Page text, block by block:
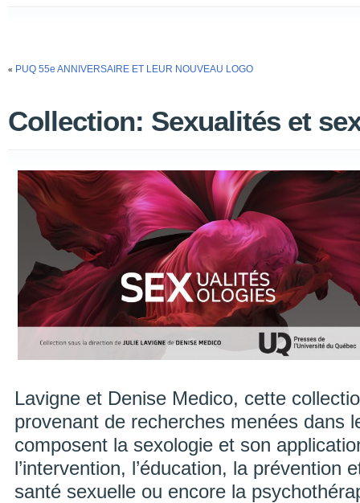
« PUQ 55e ANNIVERSAIRE ET LEUR NOUVEAU LOGO
Collection: Sexualités et
Lavigne et Denise Medico, cette
provenant de recherches menées dans
composent la sexologie et son
l’intervention, l’éducation, la prévention
santé sexuelle ou encore la